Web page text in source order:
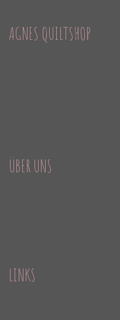
AGNES QUILTSHOP
ÜBER UNS
LINKS